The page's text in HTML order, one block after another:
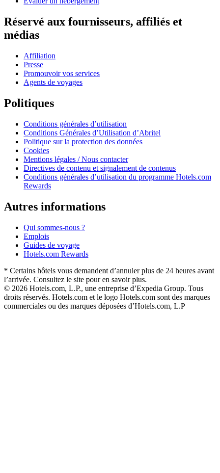
Réservé aux fournisseurs, affiliés et
médias
Affiliation
Presse
Promouvoir vos services
Agents de voyages
Politiques
Conditions générales d’utilisation
Conditions Générales d’Utilisation d’Abritel
Politique sur la protection des données
Cookies
Mentions légales / Nous contacter
Directives de contenu et signalement de contenus
Conditions générales d’utilisation du programme Hotels.com
Rewards
Autres informations
Qui sommes-nous ?
Emplois
Guides de voyage
Hotels.com Rewards
* Certains hôtels vous demandent d’annuler plus de 24 heures avant
l’arrivée. Consultez le site pour en savoir plus.
© 2026 Hotels.com, L.P., une entreprise d’Expedia Group. Tous
droits réservés. Hotels.com et le logo Hotels.com sont des marques
commerciales ou des marques déposées d’Hotels.com, L.P